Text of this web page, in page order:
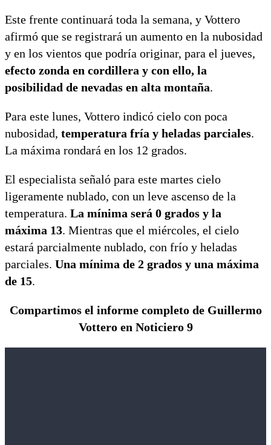
Este frente continuará toda la semana, y Vottero
afirmó que se registrará un aumento en la nubosidad
y en los vientos que podría originar, para el jueves,
efecto zonda en cordillera y con ello, la
posibilidad de nevadas en alta montaña.
Para este lunes, Vottero indicó cielo con poca
nubosidad, temperatura fría y heladas parciales.
La máxima rondará en los 12 grados.
El especialista señaló para este martes cielo
ligeramente nublado, con un leve ascenso de la
temperatura. La mínima será 0 grados y la
máxima 13. Mientras que el miércoles, el cielo
estará parcialmente nublado, con frío y heladas
parciales. Una mínima de 2 grados y una máxima
de 15.
Compartimos el informe completo de Guillermo
Vottero en Noticiero 9